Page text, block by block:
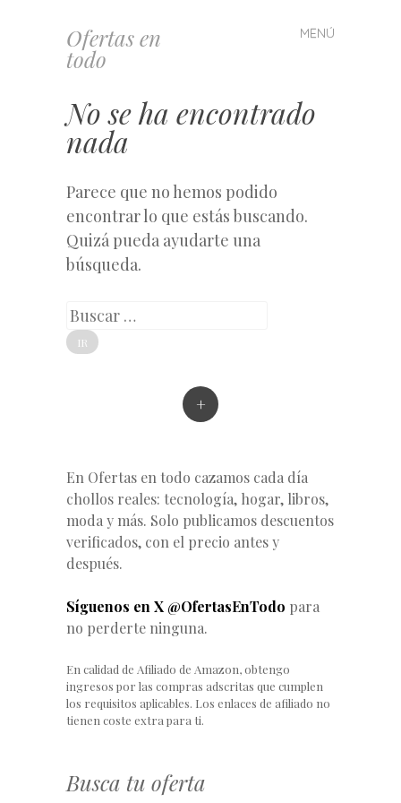
Ofertas en
todo
MENÚ
Saltar
al
No se ha encontrado
nada
Parece que no hemos podido
encontrar lo que estás buscando.
Quizá pueda ayudarte una
búsqueda.
Buscar
+
En Ofertas en todo cazamos cada día
chollos reales: tecnología, hogar, libros,
moda y más. Solo publicamos descuentos
verificados, con el precio antes y
después.
Síguenos en X @OfertasEnTodo para
no perderte ninguna.
En calidad de Afiliado de Amazon, obtengo
ingresos por las compras adscritas que cumplen
los requisitos aplicables. Los enlaces de afiliado no
tienen coste extra para ti.
Busca tu oferta